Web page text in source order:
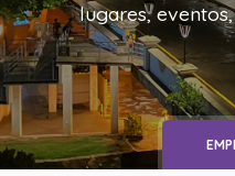
lugares,